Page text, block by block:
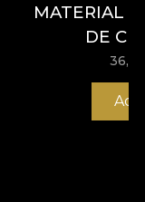
MATERIAL
DE